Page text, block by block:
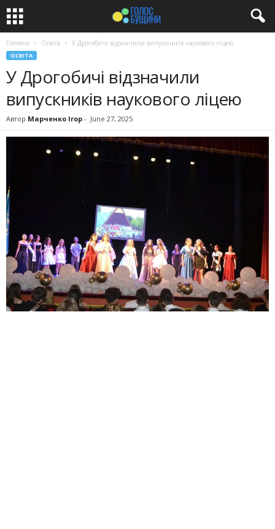
Головна Освіта У Дрогобичі відзначили випускників наукового ліцею
ОСВІТА
У Дрогобичі відзначили
випускників наукового ліцею
Автор Марченко Ігор - June 27, 2025